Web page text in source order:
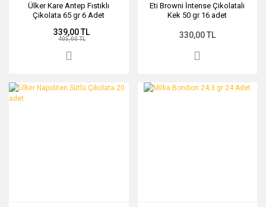
Ülker Kare Antep Fıstıklı
Çikolata 65 gr 6 Adet
339,00 TL
405,00 TL
Eti Browni İntense Çikolatalı
Kek 50 gr 16 adet
330,00 TL